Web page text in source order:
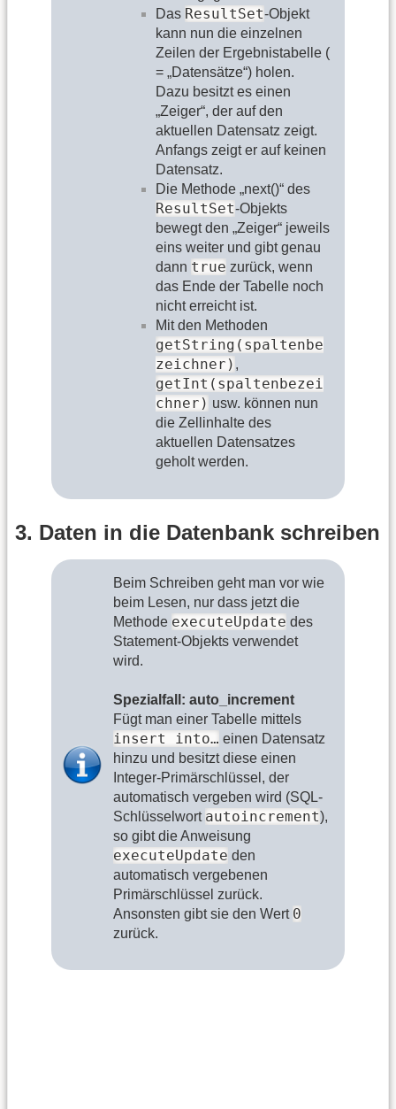
Das ResultSet-Objekt
kann nun die einzelnen
Zeilen der Ergebnistabelle (
= „Datensätze“) holen.
Dazu besitzt es einen
„Zeiger“, der auf den
aktuellen Datensatz zeigt.
Anfangs zeigt er auf keinen
Datensatz.
Die Methode „next()“ des
ResultSet-Objekts
bewegt den „Zeiger“ jeweils
eins weiter und gibt genau
dann true zurück, wenn
das Ende der Tabelle noch
nicht erreicht ist.
Mit den Methoden
getString(spaltenbe
zeichner) ,
getInt(spaltenbezei
chner) usw. können nun
die Zellinhalte des
aktuellen Datensatzes
geholt werden.
3. Daten in die Datenbank schreiben
Beim Schreiben geht man vor wie
beim Lesen, nur dass jetzt die
Methode executeUpdate des
Statement-Objekts verwendet
wird.
Spezialfall: auto_increment
Fügt man einer Tabelle mittels
insert into… einen Datensatz
hinzu und besitzt diese einen
Integer-Primärschlüssel, der
automatisch vergeben wird (SQL-
Schlüsselwort autoincrement),
so gibt die Anweisung
executeUpdate den
automatisch vergebenen
Primärschlüssel zurück.
Ansonsten gibt sie den Wert 0
zurück.